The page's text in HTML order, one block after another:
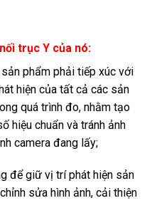
trục Y của nó:
phẩm phải tiếp xúc với
hiện của tất cả các sản
quá trình đo, nhằm tạo
hiệu chuẩn và tránh ảnh
camera đang lấy;
để giữ vị trí phát hiện sản
sửa hình ảnh, cải thiện